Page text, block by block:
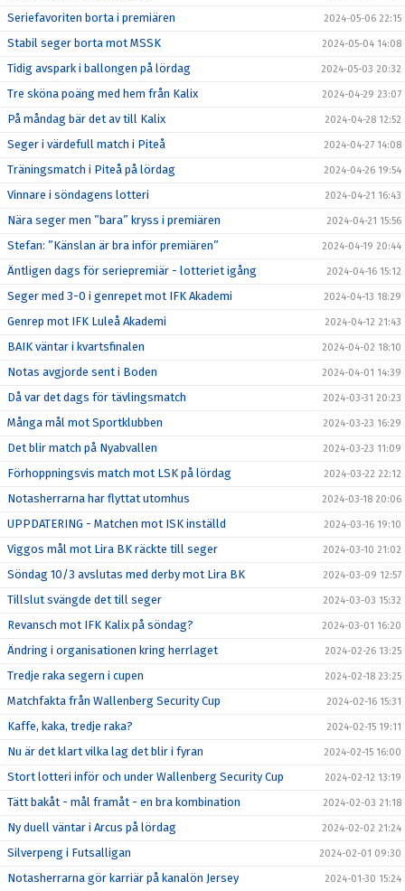
Seriefavoriten borta i premiären 2024-05-06 22:15
Stabil seger borta mot MSSK 2024-05-04 14:08
Tidig avspark i ballongen på lördag 2024-05-03 20:32
Tre sköna poäng med hem från Kalix 2024-04-29 23:07
På måndag bär det av till Kalix 2024-04-28 12:52
Seger i värdefull match i Piteå 2024-04-27 14:08
Träningsmatch i Piteå på lördag 2024-04-26 19:54
Vinnare i söndagens lotteri 2024-04-21 16:43
Nära seger men ”bara” kryss i premiären 2024-04-21 15:56
Stefan: ”Känslan är bra inför premiären” 2024-04-19 20:44
Äntligen dags för seriepremiär - lotteriet igång 2024-04-16 15:12
Seger med 3-0 i genrepet mot IFK Akademi 2024-04-13 18:29
Genrep mot IFK Luleå Akademi 2024-04-12 21:43
BAIK väntar i kvartsfinalen 2024-04-02 18:10
Notas avgjorde sent i Boden 2024-04-01 14:39
Då var det dags för tävlingsmatch 2024-03-31 20:23
Många mål mot Sportklubben 2024-03-23 16:29
Det blir match på Nyabvallen 2024-03-23 11:09
Förhoppningsvis match mot LSK på lördag 2024-03-22 22:12
Notasherrarna har flyttat utomhus 2024-03-18 20:06
UPPDATERING - Matchen mot ISK inställd 2024-03-16 19:10
Viggos mål mot Lira BK räckte till seger 2024-03-10 21:02
Söndag 10/3 avslutas med derby mot Lira BK 2024-03-09 12:57
Tillslut svängde det till seger 2024-03-03 15:32
Revansch mot IFK Kalix på söndag? 2024-03-01 16:20
Ändring i organisationen kring herrlaget 2024-02-26 13:25
Tredje raka segern i cupen 2024-02-18 23:25
Matchfakta från Wallenberg Security Cup 2024-02-16 15:31
Kaffe, kaka, tredje raka? 2024-02-15 19:11
Nu är det klart vilka lag det blir i fyran 2024-02-15 16:00
Stort lotteri inför och under Wallenberg Security Cup 2024-02-12 13:19
Tätt bakåt - mål framåt - en bra kombination 2024-02-03 21:18
Ny duell väntar i Arcus på lördag 2024-02-02 21:24
Silverpeng i Futsalligan 2024-02-01 09:30
Notasherrarna gör karriär på kanalön Jersey 2024-01-30 15:24